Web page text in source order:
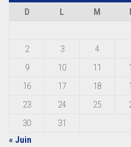
D
L M
2
3 4
9
10 11
16
17 18
23
24 25
30
31
« Juin